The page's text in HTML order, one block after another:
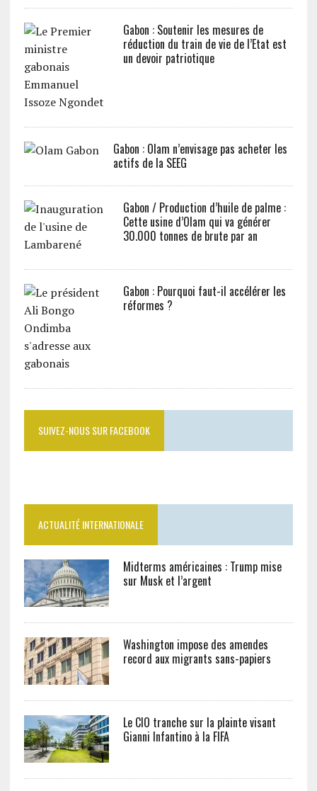
Gabon : Soutenir les mesures de
réduction du train de vie de l’Etat est
un devoir patriotique
Gabon : Olam n’envisage pas acheter les
actifs de la SEEG
Gabon / Production d’huile de palme :
Cette usine d’Olam qui va générer
30.000 tonnes de brute par an
Gabon : Pourquoi faut-il accélérer les
réformes ?
SUIVEZ-NOUS SUR FACEBOOK
ACTUALITÉ INTERNATIONALE
Midterms américaines : Trump mise
sur Musk et l’argent
Washington impose des amendes
record aux migrants sans-papiers
Le CIO tranche sur la plainte visant
Gianni Infantino à la FIFA